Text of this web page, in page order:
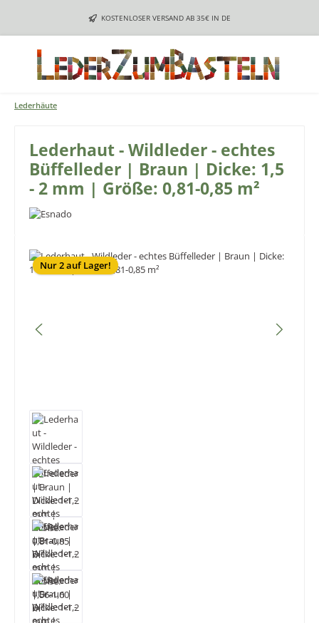
Zum Hauptinhalt springenKOSTENLOSER VERSAND AB 35€ IN DE
Lederhäute
Lederhaut - Wildleder - echtes
Büffelleder | Braun | Dicke: 1,5
- 2 mm | Größe: 0,81-0,85 m²
Bildergalerie überspringen
Nur 2 auf Lager!